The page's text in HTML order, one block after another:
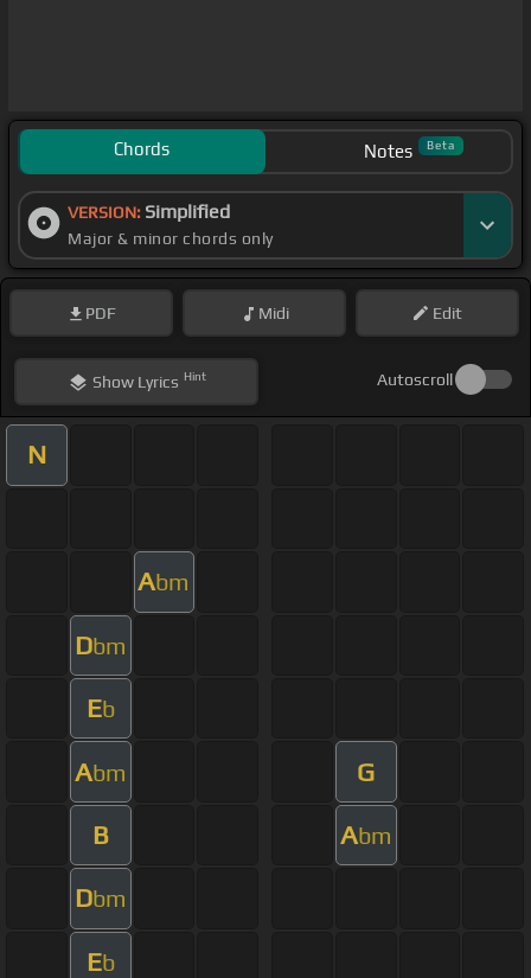
Chords Notes Beta
VERSION: Simplified
Major & minor chords only
PDF Midi Edit
ShowLyrics Hint Autoscroll
N
Abm
Dbm
Eb
Abm G
B Abm
Dbm
Eb